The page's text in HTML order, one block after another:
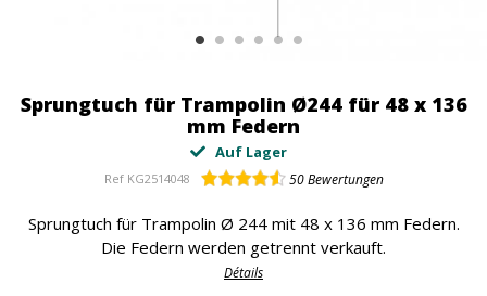
Sprungtuch für Trampolin Ø244 für 48 x 136
mm Federn
Auf Lager
Ref KG2514048 50Bewertungen
Sprungtuch für Trampolin Ø 244 mit 48 x 136 mm Federn.
Die Federn werden getrennt verkauft.
Détails